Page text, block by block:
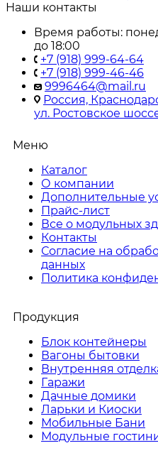
Наши контакты
Время работы:
до 18:00
+7 (918) 999-64-64
+7 (918) 999-46-46
9996464@mail.ru
Россия,
ул. Ростовское
Меню
Каталог
О компании
Дополнительные
Прайс-лист
Все о модульных
Контакты
Согласие на
данных
Политика
Продукция
Блок контейнеры
Вагоны бытовки
Внутренняя
Гаражи
Дачные домики
Ларьки и Киоски
Мобильные Бани
Модульные